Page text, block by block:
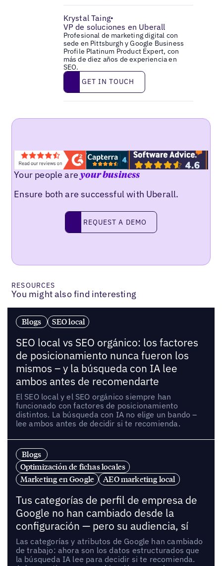
Krystal Taing•
VP de soluciones en Uberall
Profesional de marketing digital con
sede en Pittsburgh y Google Business
Profile Platinum Product Expert, con
más de diez años de experiencia en
SEO.
Get in touch
GET IN TOUCH
Your people areyour business
Ensure both are successful with Uberall.
Request a demo
REQUEST A DEMO
RESOURCES
You might also find interesting
Blogs SEO local
SEO local vs SEO orgánico: los factores
de posicionamiento nunca fueron los
mismos – y la búsqueda con IA lee
ambos antes de recomendarte
El SEO local y el SEO orgánico siempre han
funcionado con factores de posicionamiento
distintos. La búsqueda con IA no elige un bando –
lee ambos antes de decidir si te recomienda.
Blogs
Optimización de fichas locales
Marketing en Google
AEO marketing local
Tus categorías de perfil de empresa de
Google no han cambiado desde la
configuración — pero su audiencia, sí
Las categorías y atributos de Google han cambiado
de trabajo: ahora son los datos estructurados que
la búsqueda IA lee para decidir si te recomienda.